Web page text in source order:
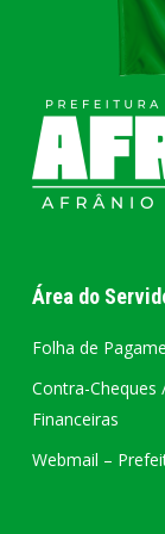
Área do
Folha de
Contra-
Financeiras
Webmail –